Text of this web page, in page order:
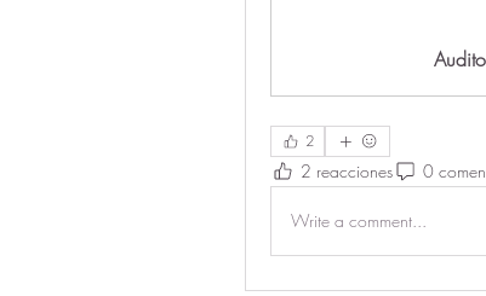
2
2 reacciones 0
Write a comment...